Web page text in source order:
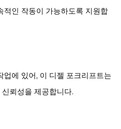
적인 작동이 가능하도록 지원합
에 있어, 이 디젤 포크리프트는
뢰성을 제공합니다.